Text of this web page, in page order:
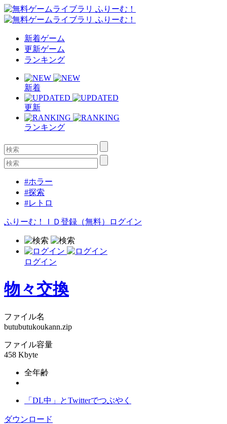
新着ゲーム
更新ゲーム
ランキング
新着
更新
ランキング
#ホラー
#探索
#レトロ
ふりーむ！ＩＤ登録（無料） ログイン
ログイン
物々交換
ファイル名
butubutukoukann.zip
ファイル容量
458 Kbyte
全年齢
「DL中」とTwitterでつぶやく
ダウンロード